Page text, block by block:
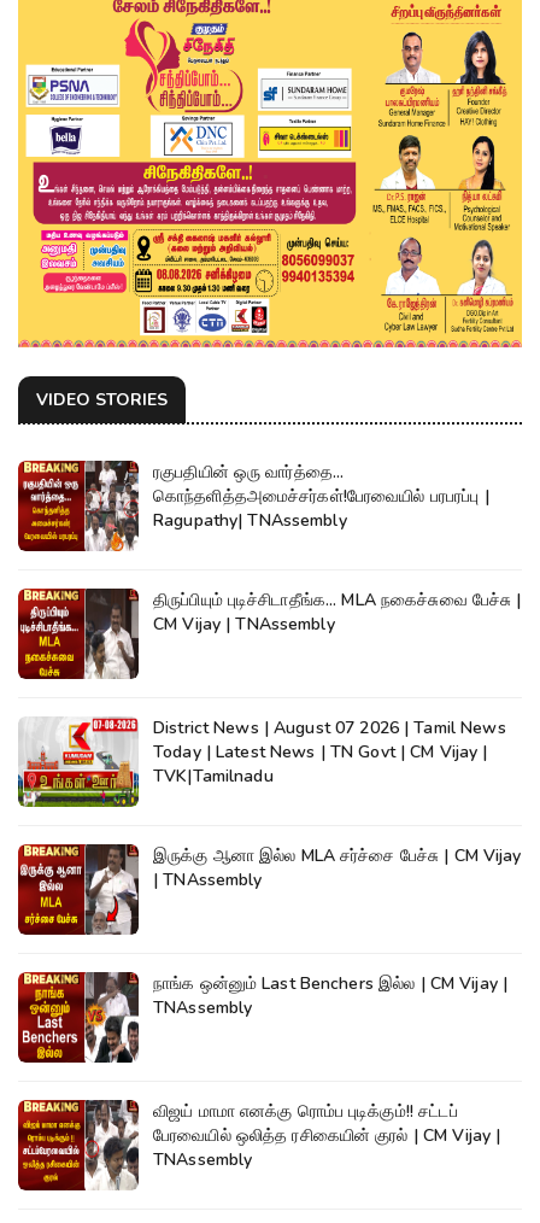
VIDEO STORIES
ரகுபதியின் ஒரு வார்த்தை...
கொந்தளித்தஅமைச்சர்கள்!பேரவையில் பரபரப்பு |
Ragupathy| TNAssembly
திருப்பியும் புடிச்சிடாதீங்க... MLA நகைச்சுவை பேச்சு |
CM Vijay | TNAssembly
District News | August 07 2026 | Tamil News
Today | Latest News | TN Govt | CM Vijay |
TVK|Tamilnadu
இருக்கு ஆனா இல்ல MLA சர்ச்சை பேச்சு | CM Vijay
| TNAssembly
நாங்க ஒன்னும் Last Benchers இல்ல | CM Vijay |
TNAssembly
விஜய் மாமா எனக்கு ரொம்ப புடிக்கும்!! சட்டப்
பேரவையில் ஒலித்த ரசிகையின் குரல் | CM Vijay |
TNAssembly